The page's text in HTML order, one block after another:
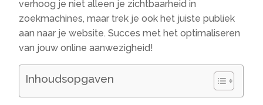
verhoog je niet alleen je zichtbaarheid in
zoekmachines, maar trek je ook het juiste publiek
aan naar je website.​ Succes met het optimaliseren
van jouw online aanwezigheid!
Inhoudsopgaven